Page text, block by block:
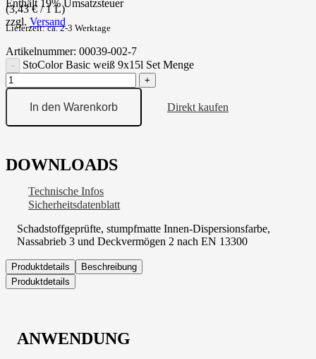
Enthält 19% Umsatzsteuer
(3,43€/ 1 L)
zzgl. Versand
Lieferzeit: ca. 2-3 Werktage
Artikelnummer: 00039-002-7
StoColor Basic weiß 9x15l Set Menge
In den Warenkorb Direkt kaufen
DOWNLOADS
Technische Infos
Sicherheitsdatenblatt
Schadstoffgeprüfte, stumpfmatte Innen-Dispersionsfarbe,
Nassabrieb 3 und Deckvermögen 2 nach EN 13300
Produktdetails
Beschreibung
Produktdetails
ANWENDUNG